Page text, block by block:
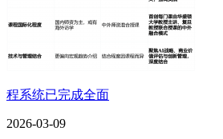
程系统已完成全面
2026-03-09